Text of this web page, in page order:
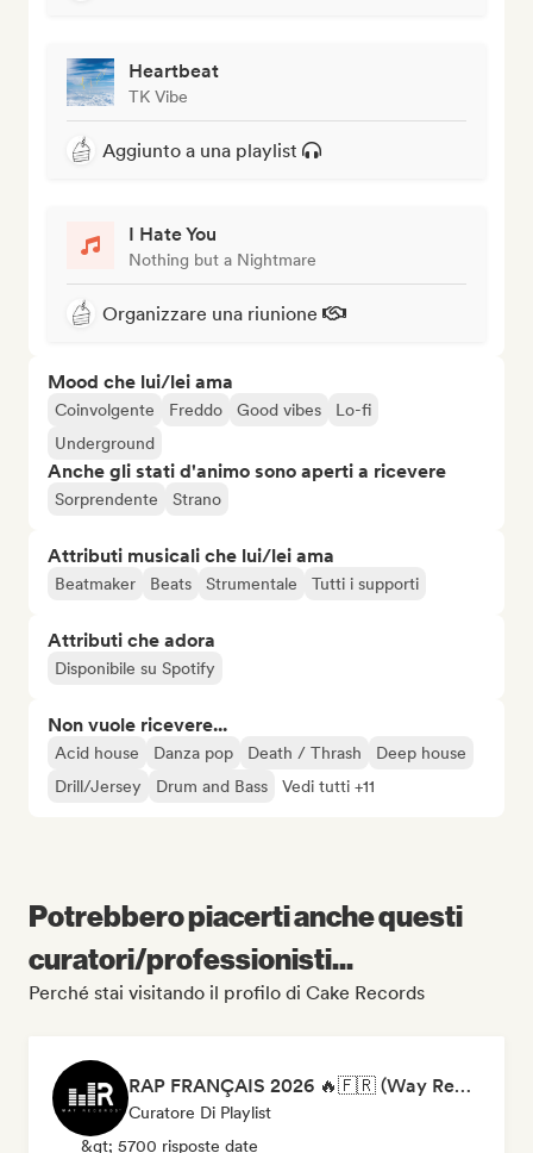
Heartbeat
TK Vibe
Aggiunto a una playlist
I Hate You
Nothing but a Nightmare
Organizzare una riunione
Mood che lui/lei ama
Coinvolgente Freddo Good vibes
Lo-fi
Underground
Anche gli stati d'animo sono aperti a ricevere
Sorprendente Strano
Attributi musicali che lui/lei ama
Beatmaker Beats Strumentale Tutti i supporti
Attributi che adora
Disponibile su Spotify
Non vuole ricevere...
Acid house Danza pop Death / Thrash
Deep house
Drill/Jersey
Drum and Bass Vedi tutti +11
Potrebbero piacerti anche questi
curatori/professionisti...
Perché stai visitando il profilo di Cake Records
RAP FRANÇAIS 2026 🔥🇫🇷 (Way Records)
Curatore Di Playlist
&gt; 5700 risposte date